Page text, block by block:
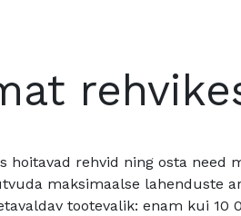
hoitavad rehvid ning osta
maksimaalse lahenduste
tootevalik: enam kui 10